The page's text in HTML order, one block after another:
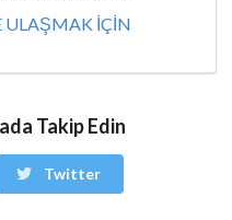
ULAŞMAK İÇİN
Takip Edin
Twitter